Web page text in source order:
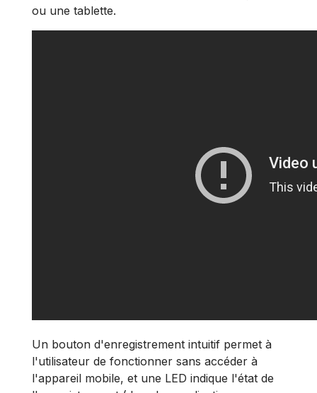
ou une tablette.
Un bouton d'enregistrement intuitif permet à
l'utilisateur de fonctionner sans accéder à
l'appareil mobile, et une LED indique l'état de